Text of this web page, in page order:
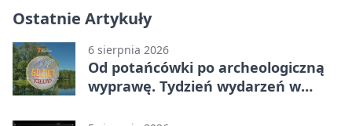
Ostatnie Artykuły
6 sierpnia 2026
Od potańcówki po archeologiczną
wyprawę. Tydzień wydarzeń w